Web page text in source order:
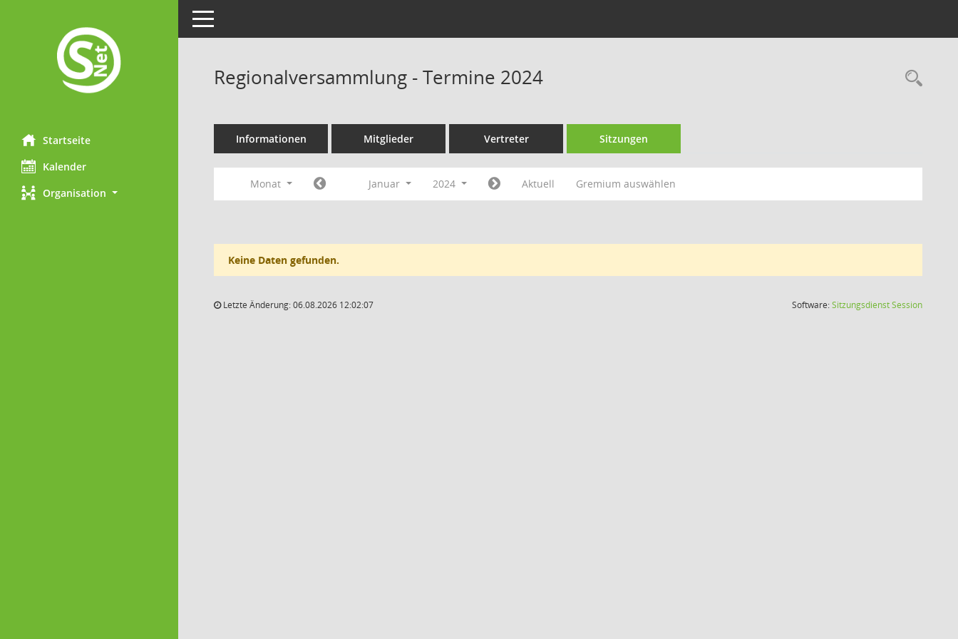
Startseite
Kalender
Organisation
Toggle navigation
Regionalversammlung - Termine 2024
Informationen Mitglieder Vertreter Sitzungen
Monat Januar 2024 Aktuell Gremium auswählen
Keine Daten gefunden.
Letzte Änderung: 06.08.2026 12:02:07 Software:SitzungsdienstSession(Wird in